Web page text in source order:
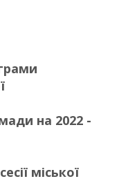
на 2022 -
міської